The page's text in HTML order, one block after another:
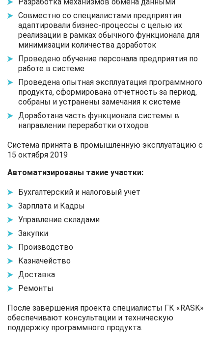
Совместно со специалистами предприятия
адаптировали бизнес-процессы с целью их
реализации в рамках обычного функционала для
минимизации количества доработок
Проведено обучение персонала предприятия по
работе в системе
Проведена опытная эксплуатация программного
продукта, сформирована отчетность за период,
собраны и устранены замечания к системе
Доработана часть функционала системы в
направлении переработки отходов
Система принята в промышленную эксплуатацию с
15 октября 2019
Автоматизированы такие участки:
Бухгалтерский и налоговый учет
Зарплата и Кадры
Управление складами
Закупки
Производство
Казначейство
Доставка
Ремонты
После завершения проекта специалисты ГК «RASK»
обеспечивают консультации и техническую
поддержку программного продукта.